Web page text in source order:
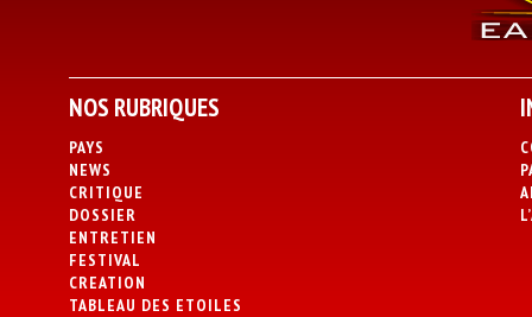
NOS RUBRIQUES
PAYS
NEWS
CRITIQUE
DOSSIER
ENTRETIEN
FESTIVAL
CREATION
TABLEAU DES ETOILES